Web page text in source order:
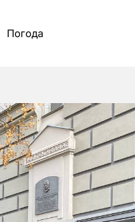
Погода